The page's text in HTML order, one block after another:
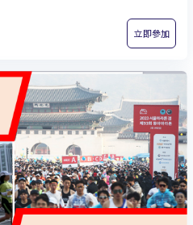
立即參加